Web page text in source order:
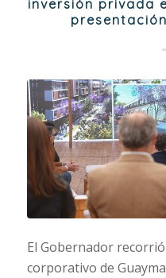
inversión privada
El Gobernador
corporativo de